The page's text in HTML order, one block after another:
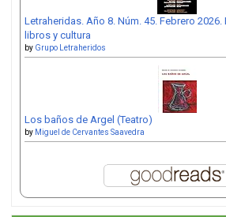
Letraheridas. Año 8. Núm. 45. Febrero
libros y cultura
by Grupo Letraheridos
Los baños de Argel (Teatro)
by Miguel de Cervantes Saavedra